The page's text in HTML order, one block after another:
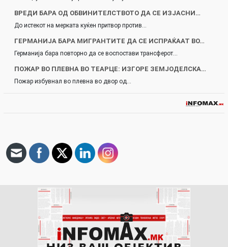
ВРЕДИ БАРА ОД ОБВИНИТЕЛСТВОТО ДА СЕ ИЗЈАСНИ…
До истекот на мерката куќен притвор против…
ГЕРМАНИЈА БАРА МИГРАНТИТЕ ДА СЕ ИСПРАЌААТ ВО…
Германија бара повторно да се воспостави трансферот…
ПОЖАР ВО ПЛЕВНА ВО ТЕАРЦЕ: ИЗГОРЕ ЗЕМЈОДЕЛСКА…
Пожар избувнал во плевна во двор од…